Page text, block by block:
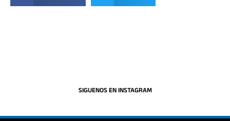
SIGUENOS EN INSTAGRAM